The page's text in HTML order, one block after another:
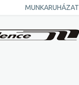
MUNKARUHÁZAT